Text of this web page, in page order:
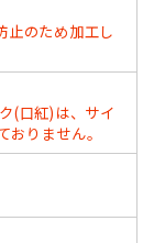
止のため加工し
(口紅)は、サイ
おりません。